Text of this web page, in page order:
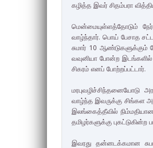
கழித்த இவர் சிதம்பரா
மென்மையுள்ளத்தோடும்
வாழ்ந்தார். பொய் பேசாத
சுமார் 10 ஆண்டுகளுக்கும்
வவுனியா போன்ற
சிகரம் எனப் போற்றப்பட்டார்.
மரபுவழிச்சிந்தனையோடு
வாழ்ந்த இவருக்கு சிங்கள
இலங்கைத்தீவில்
தமிழர்களுக்கு புகட்டுகின்ற
இவரது தன்னடக்கமான